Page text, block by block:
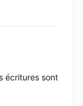
écritures sont